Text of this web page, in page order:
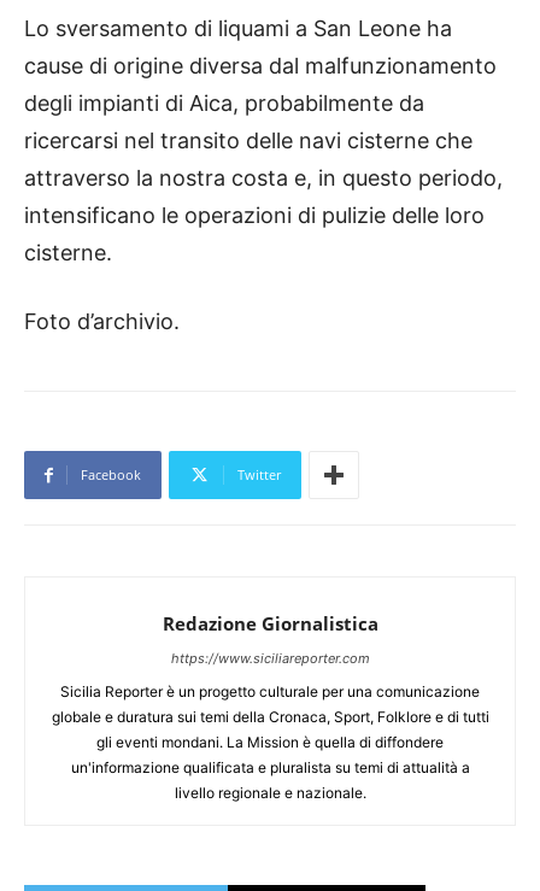
Lo sversamento di liquami a San Leone ha
cause di origine diversa dal malfunzionamento
degli impianti di Aica, probabilmente da
ricercarsi nel transito delle navi cisterne che
attraverso la nostra costa e, in questo periodo,
intensificano le operazioni di pulizie delle loro
cisterne.
Foto d’archivio.
Facebook Twitter
Redazione Giornalistica
https://www.siciliareporter.com
Sicilia Reporter è un progetto culturale per una comunicazione
globale e duratura sui temi della Cronaca, Sport, Folklore e di tutti
gli eventi mondani. La Mission è quella di diffondere
un'informazione qualificata e pluralista su temi di attualità a
livello regionale e nazionale.